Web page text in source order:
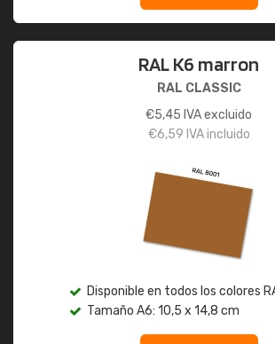
RAL K6 marron
RAL CLASSIC
€5,45 IVA excluido
€6,59 IVA incluido
Disponible en todos los colores
Tamaño A6: 10,5 x 14,8 cm